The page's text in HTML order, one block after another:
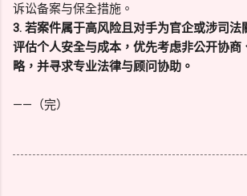
诉讼备案与保全措施。
3. 若案件属于高风险且对手为官企或涉司
评估个人安全与成本，优先考虑非公开协商
略，并寻求专业法律与顾问协助。
——（完）